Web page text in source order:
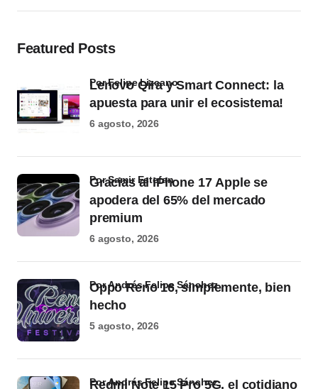
Featured Posts
Lenovo Qira y Smart Connect: la
apuesta para unir el ecosistema!
por Felipe Lizcano
6 agosto, 2026
Gracias al iPhone 17 Apple se
apodera del 65% del mercado
premium
por Samir Estefan
6 agosto, 2026
Oppo Reno 16, simplemente, bien
hecho
por Andrés Felipe Sánchez
5 agosto, 2026
Redmi Note 15 Pro 5G, el cotidiano
por Andrés Felipe Sánchez